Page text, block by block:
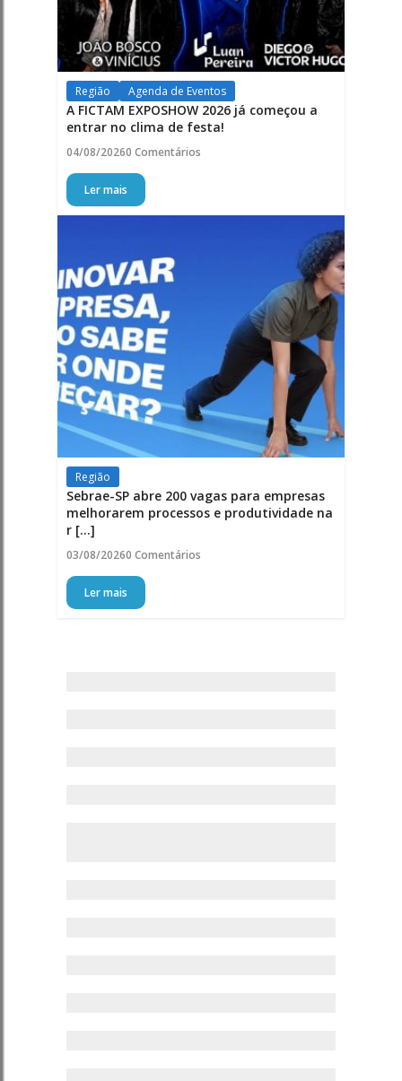
Região Agenda de Eventos
A FICTAM EXPOSHOW 2026 já começou a
entrar no clima de festa!
04/08/20260 Comentários
Ler mais
Região
Sebrae-SP abre 200 vagas para empresas
melhorarem processos e produtividade na
r [...]
03/08/20260 Comentários
Ler mais